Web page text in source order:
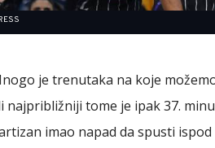
je trenutaka na koje
najpribližniji tome je ipak 37.
imao napad da spusti